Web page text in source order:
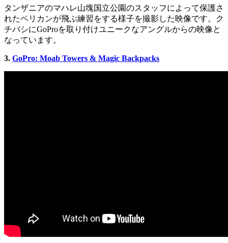
タンザニアのマハレ山塊国立公園のスタッフによって保護さ
れたペリカンが飛ぶ練習をする様子を撮影した映像です。ク
チバシにGoProを取り付けユニークなアングルからの映像と
なっています。
3. GoPro: Moab Towers & Magic Backpacks